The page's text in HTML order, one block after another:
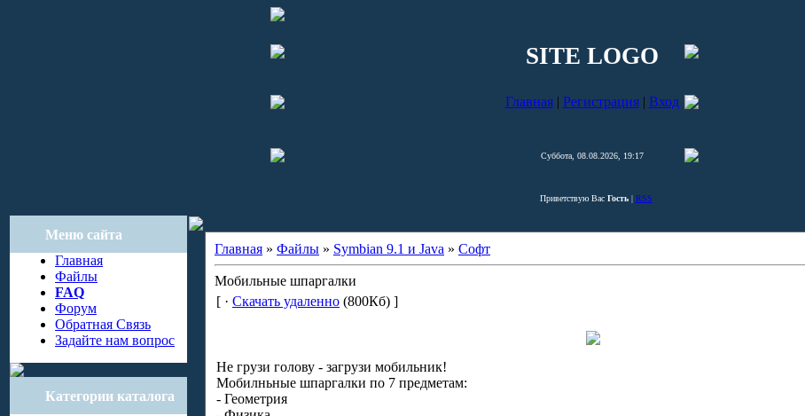
SITE LOGO
Главная| Регистрация| Вход
Суббота, 08.08.2026, 19:17
Приветствую Вас Гость| RSS
Меню сайта
Главная
Файлы
FAQ
Форум
Обратная Связь
Задайте нам вопрос
Категории каталога
Главная » Файлы » Symbian 9.1 и Java » Софт
Мобильные шпаргалки
[ · Скачать удаленно (800Кб) ]
Не грузи голову - загрузи мобильник!
Мобилньные шпаргалки по 7 предметам:
- Геометрия